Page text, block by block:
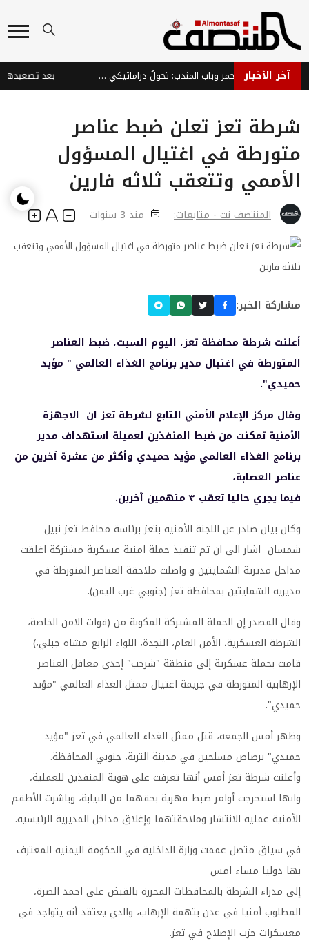
آخر الأخبار الملاحة في البحر الأحمر وباب المندب: تحولٌ دراماتيكي من ممرٍ اقتصادي عالمي إلى ورقة ضغط إيرانية تُعمّق معاناة اليمنيين
شرطة تعز تعلن ضبط عناصر
متورطة في اغتيال المسؤول
الأممي وتتعقب ثلاثه فارين
المنتصف نت - متابعات: منذ 3 سنوات
مشاركة الخبر:
أعلنت شرطة محافظة تعز، اليوم السبت، ضبط العناصر
المتورطة في اغتيال مدير برنامج الغذاء العالمي " مؤيد
حميدي".
وقال مركز الإعلام الأمني التابع لشرطة تعز ان الاجهزة
الأمنية تمكنت من ضبط المنفذين لعميلة استهداف مدير
برنامج الغذاء العالمي مؤيد حميدي وأكثر من عشرة آخرين من
عناصر العصابة،
فيما يجري حاليا تعقب ٣ متهمين آخرين.
وكان بيان صادر عن اللجنة الأمنية بتعز برئاسة محافظ تعز نبيل
شمسان اشار الى ان تم تنفيذ حملة امنية عسكرية مشتركة اغلقت
مداخل مديرية الشمايتين و واصلت ملاحقة العناصر المتورطة في
مديرية الشمايتين بمحافظة تعز (جنوبي غرب اليمن).
وقال المصدر إن الحملة المشتركة المكونة من (قوات الامن الخاصة،
الشرطة العسكرية، الأمن العام، النجدة، اللواء الرابع مشاه جبلي،)
قامت بحملة عسكرية إلى منطقة "شرجب" إحدى معاقل العناصر
الإرهابية المتورطة في جريمة اغتيال ممثل الغذاء العالمي "مؤيد
حميدي".
وظهر أمس الجمعة، قتل ممثل الغذاء العالمي في تعز "مؤيد
حميدي" برصاص مسلحين في مدينة التربة، جنوبي المحافظة.
وأعلنت شرطة تعز أمس أنها تعرفت على هوية المنفذين للعملية،
وانها استخرجت أوامر ضبط قهرية بحقهما من النيابة، وباشرت الأطقم
الأمنية عملية الانتشار وملاحقتهما وإغلاق مداخل المديرية الرئيسية.
في سياق متصل عممت وزارة الداخلية في الحكومة اليمنية المعترف
بها دوليا مساء امس
إلى مدراء الشرطة بالمحافظات المحررة بالقبض على احمد الصرة،
المطلوب أمنيا في عدن بتهمة الإرهاب، والذي يعتقد أنه يتواجد في
معسكرات حزب الإصلاح في تعز.